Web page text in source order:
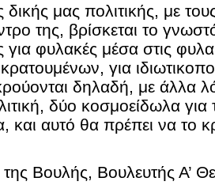
δικής μας πολιτικής, με
της, βρίσκεται το
για φυλακές μέσα στις
για
δηλαδή, με άλλα
δύο κοσμοείδωλα
και αυτό θα πρέπει να το
της Βουλής, Βουλευτής Α’